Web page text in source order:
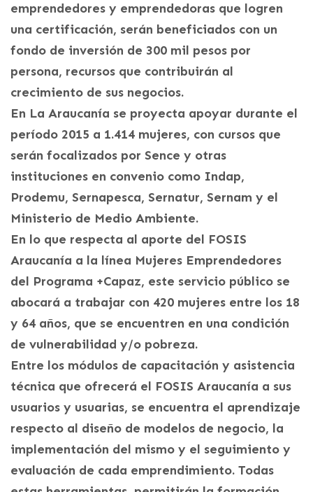
emprendedores y emprendedoras que logren
una certificación, serán beneficiados con un
fondo de inversión de 300 mil pesos por
persona, recursos que contribuirán al
crecimiento de sus negocios.
En La Araucanía se proyecta apoyar durante el
período 2015 a 1.414 mujeres, con cursos que
serán focalizados por Sence y otras
instituciones en convenio como Indap,
Prodemu, Sernapesca, Sernatur, Sernam y el
Ministerio de Medio Ambiente.
En lo que respecta al aporte del FOSIS
Araucanía a la línea Mujeres Emprendedores
del Programa +Capaz, este servicio público se
abocará a trabajar con 420 mujeres entre los 18
y 64 años, que se encuentren en una condición
de vulnerabilidad y/o pobreza.
Entre los módulos de capacitación y asistencia
técnica que ofrecerá el FOSIS Araucanía a sus
usuarios y usuarias, se encuentra el aprendizaje
respecto al diseño de modelos de negocio, la
implementación del mismo y el seguimiento y
evaluación de cada emprendimiento. Todas